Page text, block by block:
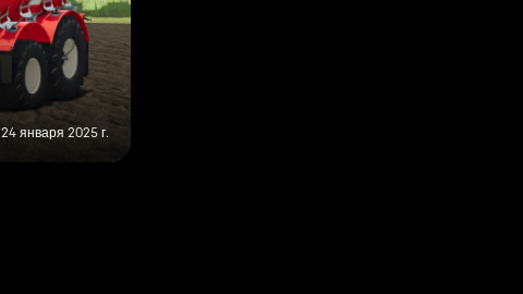
24 января 2025 г.